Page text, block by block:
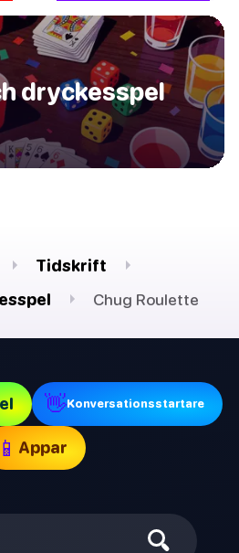
dryckesspel
Tidskrift
Chug Roulette
👋Konversationsstartare
📱 Appar